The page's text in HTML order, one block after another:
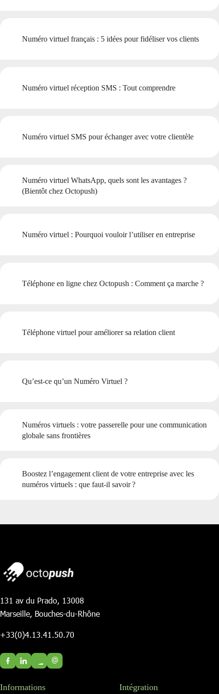
Numéro virtuel français : 5 idées pour fidéliser vos clients
Numéro virtuel réception SMS : Tout comprendre
Numéro virtuel SMS pour échanger avec votre clientèle
Numéro virtuel WhatsApp, quels sont les avantages ?
(Bientôt chez Octopush)
Numéro virtuel : Pourquoi vouloir l’utiliser en entreprise
Téléphone en ligne chez Octopush : Comment ça marche ?
Téléphone virtuel pour améliorer sa relation client
Qu’est-ce qu’un Numéro Virtuel ?
Numéros virtuels : votre passerelle pour une communication
globale sans frontières
Boostez l’engagement client de votre entreprise avec les
numéros virtuels : que faut-il savoir ?
131 av du Prado, 13008
Marseille, Bouches-du-Rhône
+33(0)4.13.41.50.70
@
Informations Intégration